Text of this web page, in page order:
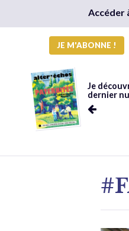
Accéder
JE M'ABONNE !
Je
dernier